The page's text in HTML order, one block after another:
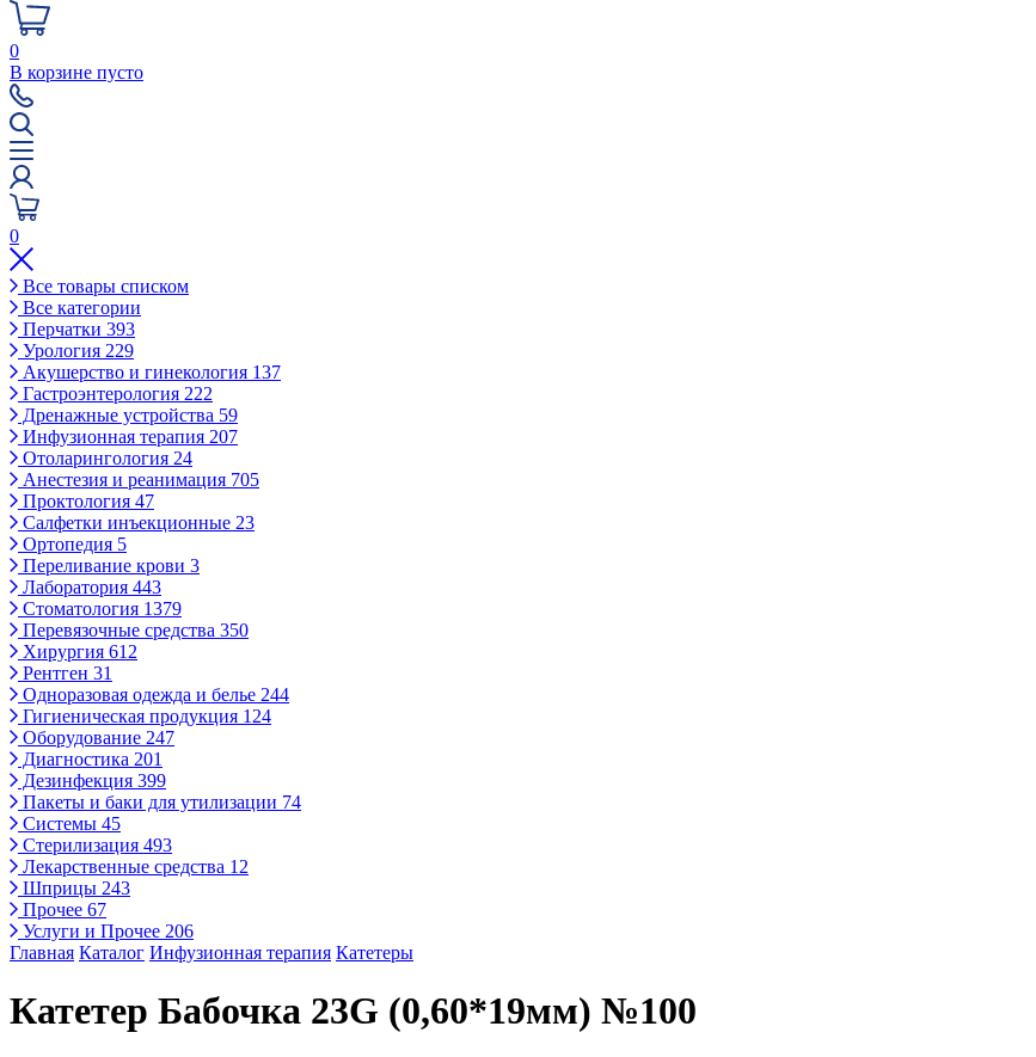
0
В корзине пусто
0
Все товары списком
Все категории
Перчатки 393
Урология 229
Акушерство и гинекология 137
Гастроэнтерология 222
Дренажные устройства 59
Инфузионная терапия 207
Отоларингология 24
Анестезия и реанимация 705
Проктология 47
Салфетки инъекционные 23
Ортопедия 5
Переливание крови 3
Лаборатория 443
Стоматология 1379
Перевязочные средства 350
Хирургия 612
Рентген 31
Одноразовая одежда и белье 244
Гигиеническая продукция 124
Оборудование 247
Диагностика 201
Дезинфекция 399
Пакеты и баки для утилизации 74
Системы 45
Стерилизация 493
Лекарственные средства 12
Шприцы 243
Прочее 67
Услуги и Прочее 206
Главная Каталог Инфузионная терапия Катетеры
Катетер Бабочка 23G (0,60*19мм) №100